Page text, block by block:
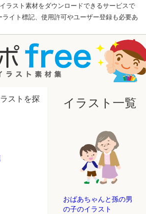
ラスト素材をダウンロードできるサービスで
イト標記、使用許可やユーザー登録も必要あ
ストを探
イラスト一覧
おばあちゃんと孫の男
の子のイラスト